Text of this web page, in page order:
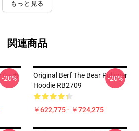
もっと見る
関連商品
ーカ
-20%
Original Berf The Bear Pullover
Hoodie RB2709
￥622,775 - ￥724,275
-20%